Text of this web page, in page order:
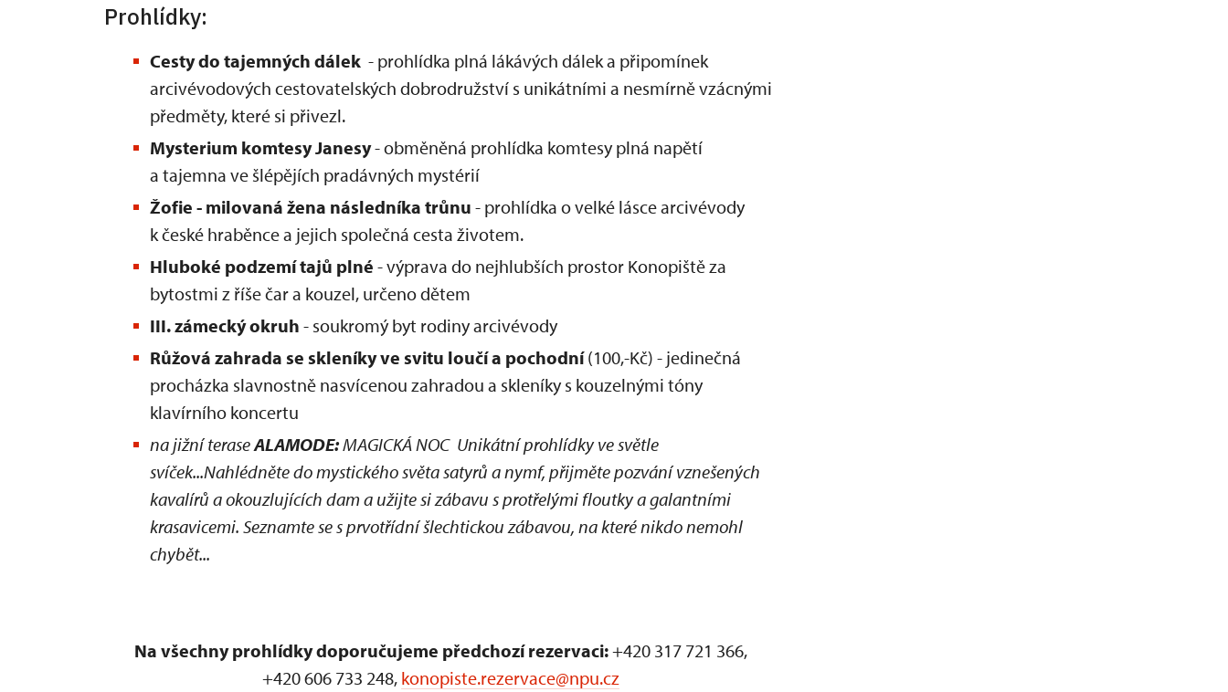
Prohlídky:
Cesty do tajemných dálek - prohlídka plná lákávých dálek a připomínek
arcivévodových cestovatelských dobrodružství s unikátními a nesmírně vzácnými
předměty, které si přivezl.
Mysterium komtesy Janesy- obměněná prohlídka komtesy plná napětí
a tajemna ve šlépějích pradávných mystérií
Žofie - milovaná žena následníka trůnu - prohlídka o velké lásce arcivévody
k české hraběnce a jejich společná cesta životem.
Hluboké podzemí tajů plné - výprava do nejhlubších prostor Konopiště za
bytostmi z říše čar a kouzel, určeno dětem
III. zámecký okruh - soukromý byt rodiny arcivévody
Růžová zahrada se skleníky ve svitu loučí a pochodní(100,-Kč) - jedinečná
procházka slavnostně nasvícenou zahradou a skleníky s kouzelnými tóny
klavírního koncertu
na jižní teraseALAMODE:MAGICKÁ NOC Unikátní prohlídky ve světle
svíček...Nahlédněte do mystického světa satyrů a nymf, přijměte pozvání vznešených
kavalírů a okouzlujících dam a užijte si zábavu s protřelými floutky a galantními
krasavicemi. Seznamte se s prvotřídní šlechtickou zábavou, na které nikdo nemohl
chybět...
Na všechny prohlídky doporučujeme předchozí rezervaci:+420 317 721 366,
+420 606 733 248, konopiste.rezervace@npu.cz